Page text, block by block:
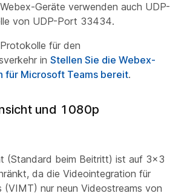
Geräte verwenden auch UDP-
von UDP-Port 33434.
für den
in Stellen Sie die Webex-
für Microsoft Teams bereit.
und 1080p
(Standard beim Beitritt) ist auf 3x3
da die Videointegration für
(VIMT) nur neun Videostreams von